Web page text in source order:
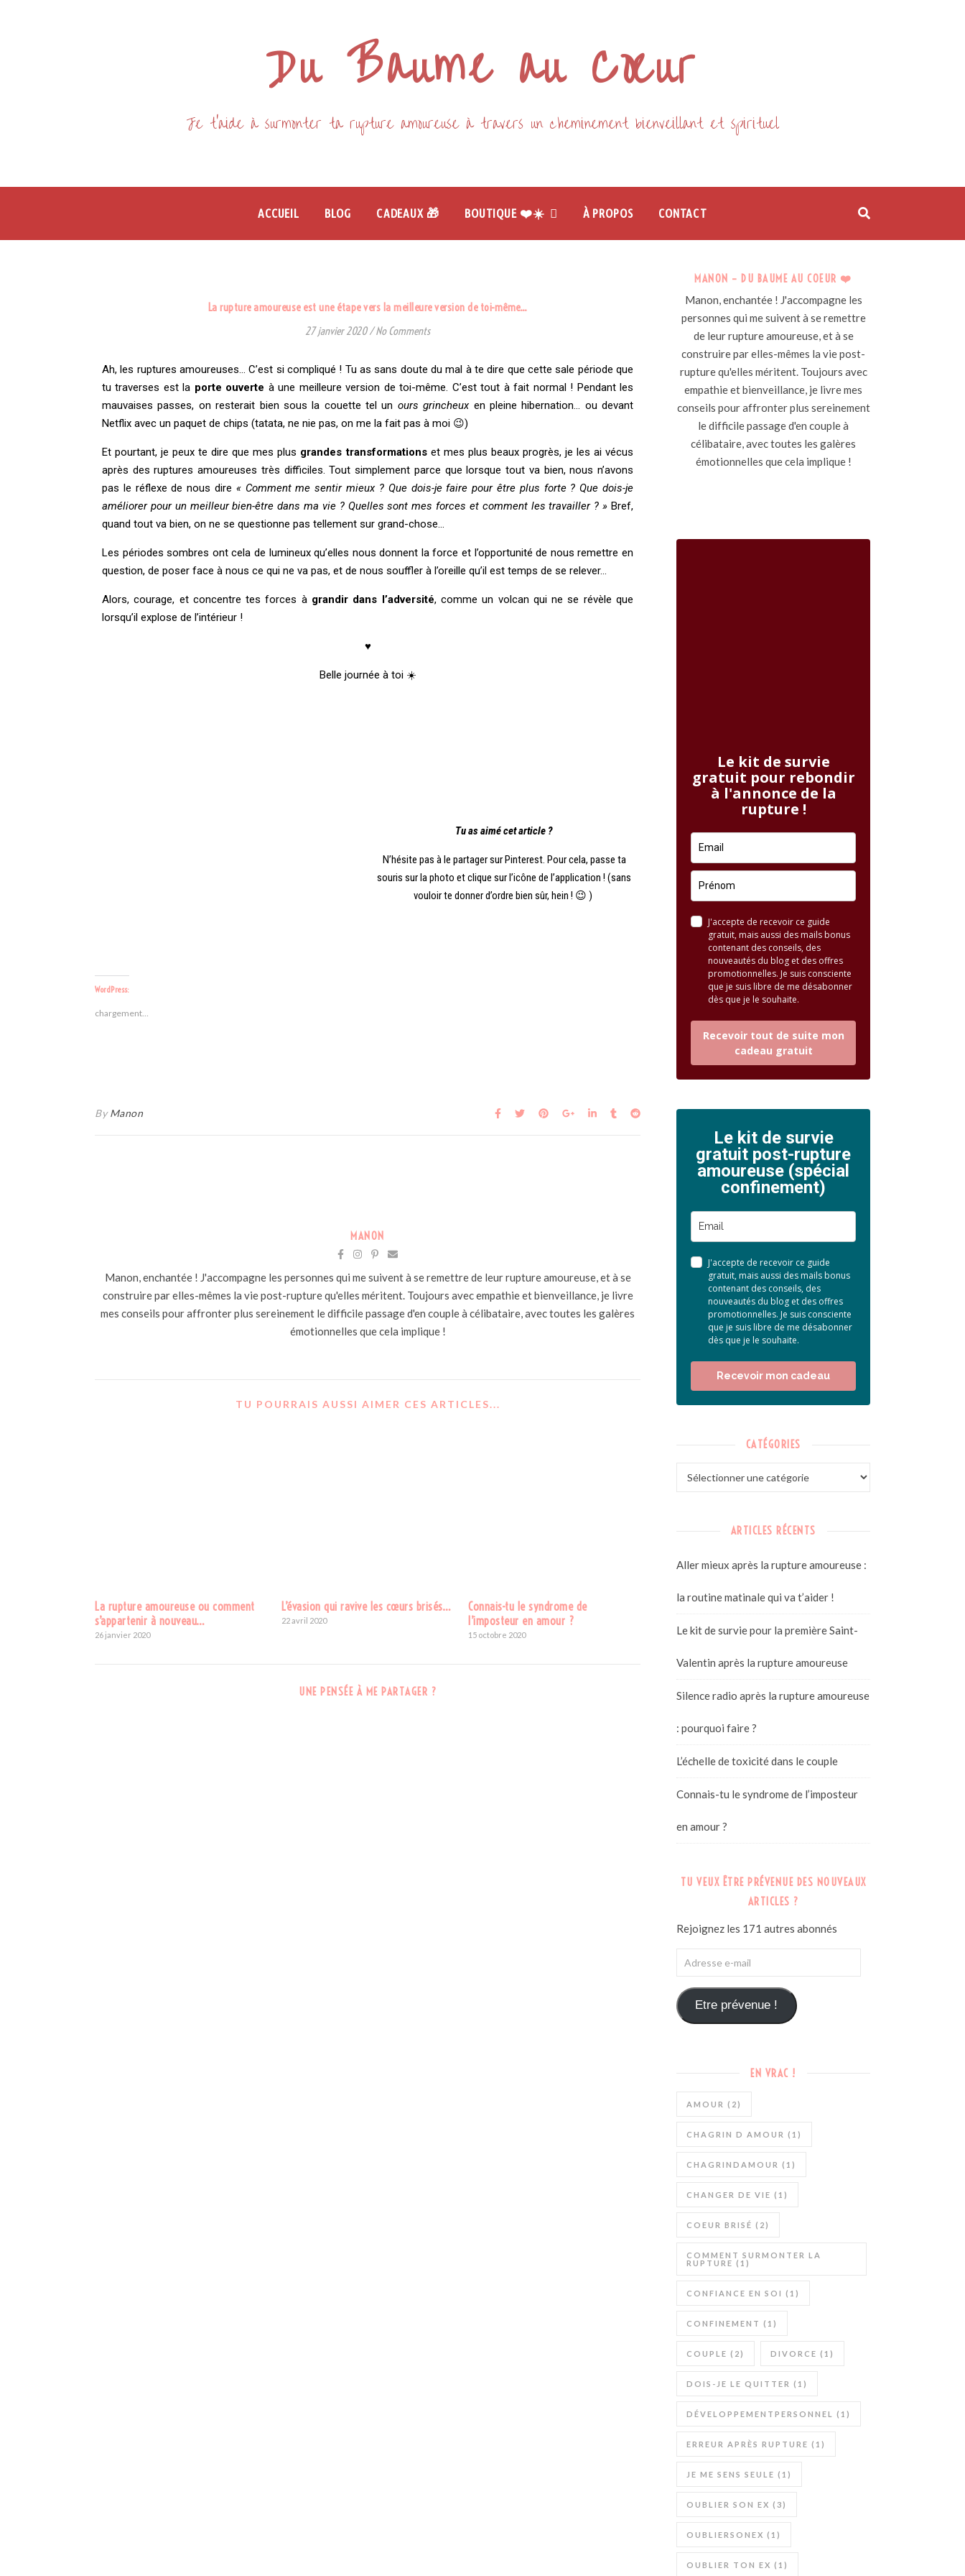
Du Baume au Cœur
Je t'aide à surmonter ta rupture amoureuse à travers un cheminement bienveillant et spirituel
ACCUEIL BLOG CADEAUX 🎁 BOUTIQUE ❤️☀️ À PROPOS CONTACT
La rupture amoureuse est une étape vers la meilleure version de toi-même…
27 janvier 2020 / No Comments
Ah, les ruptures amoureuses… C’est si compliqué ! Tu as sans doute du mal à te dire que cette sale période que
tu traverses est la porte ouverte à une meilleure version de toi-même. C’est tout à fait normal ! Pendant les
mauvaises passes, on resterait bien sous la couette tel un ours grincheuxen pleine hibernation… ou devant
Netflix avec un paquet de chips (tatata, ne nie pas, on me la fait pas à moi 😉)
Et pourtant, je peux te dire que mes plus grandes transformationset mes plus beaux progrès, je les ai vécus
après des ruptures amoureuses très difficiles. Tout simplement parce que lorsque tout va bien, nous n’avons
pas le réflexe de nous dire « Comment me sentir mieux ? Que dois-je faire pour être plus forte ? Que dois-je
améliorer pour un meilleur bien-être dans ma vie ? Quelles sont mes forces et comment les travailler ? » Bref,
quand tout va bien, on ne se questionne pas tellement sur grand-chose…
Les périodes sombres ont cela de lumineux qu’elles nous donnent la force et l’opportunité de nous remettre en
question, de poser face à nous ce qui ne va pas, et de nous souffler à l’oreille qu’il est temps de se relever…
Alors, courage, et concentre tes forces à grandir dans l’adversité, comme un volcan qui ne se révèle que
lorsqu’il explose de l’intérieur !
♥
Belle journée à toi ☀️
Tu as aimé cet article ?
N’hésite pas à le partager sur Pinterest. Pour cela, passe ta
souris sur la photo et clique sur l’icône de l’application ! (sans
vouloir te donner d’ordre bien sûr, hein ! 😉 )
WordPress:
chargement…
ByManon
MANON
Manon, enchantée ! J'accompagne les personnes qui me suivent à se remettre de leur rupture amoureuse, et à se
construire par elles-mêmes la vie post-rupture qu'elles méritent. Toujours avec empathie et bienveillance, je livre
mes conseils pour affronter plus sereinement le difficile passage d'en couple à célibataire, avec toutes les galères
émotionnelles que cela implique !
TU POURRAIS AUSSI AIMER CES ARTICLES...
La rupture amoureuse ou comment
s’appartenir à nouveau…
26 janvier 2020
L’évasion qui ravive les cœurs brisés…
22 avril 2020
Connais-tu le syndrome de
l’imposteur en amour ?
15 octobre 2020
UNE PENSÉE À ME PARTAGER ?
MANON – DU BAUME AU COEUR ❤️
Manon, enchantée ! J'accompagne les
personnes qui me suivent à se remettre
de leur rupture amoureuse, et à se
construire par elles-mêmes la vie post-
rupture qu'elles méritent. Toujours avec
empathie et bienveillance, je livre mes
conseils pour affronter plus sereinement
le difficile passage d'en couple à
célibataire, avec toutes les galères
émotionnelles que cela implique !
Le kit de survie
gratuit pour rebondir
à l'annonce de la
rupture !
J'accepte de recevoir ce guide
gratuit, mais aussi des mails bonus
contenant des conseils, des
nouveautés du blog et des offres
promotionnelles. Je suis consciente
que je suis libre de me désabonner
dès que je le souhaite.
Recevoir tout de suite mon
cadeau gratuit
Le kit de survie
gratuit post-rupture
amoureuse (spécial
confinement)
J'accepte de recevoir ce guide
gratuit, mais aussi des mails bonus
contenant des conseils, des
nouveautés du blog et des offres
promotionnelles. Je suis consciente
que je suis libre de me désabonner
dès que je le souhaite.
Recevoir mon cadeau
CATÉGORIES
ARTICLES RÉCENTS
Aller mieux après la rupture amoureuse :
la routine matinale qui va t’aider !
Le kit de survie pour la première Saint-
Valentin après la rupture amoureuse
Silence radio après la rupture amoureuse
: pourquoi faire ?
L’échelle de toxicité dans le couple
Connais-tu le syndrome de l’imposteur
en amour ?
TU VEUX ÊTRE PRÉVENUE DES NOUVEAUX
ARTICLES ?
Rejoignez les 171 autres abonnés
Etre prévenue !
EN VRAC !
AMOUR (2)
CHAGRIN D AMOUR (1)
CHAGRINDAMOUR (1)
CHANGER DE VIE (1)
COEUR BRISÉ (2)
COMMENT SURMONTER LA
RUPTURE (1)
CONFIANCE EN SOI (1)
CONFINEMENT (1)
COUPLE (2) DIVORCE (1)
DOIS-JE LE QUITTER (1)
DÉVELOPPEMENTPERSONNEL (1)
ERREUR APRÈS RUPTURE (1)
JE ME SENS SEULE (1)
OUBLIER SON EX (3)
OUBLIERSONEX (1)
OUBLIER TON EX (1)